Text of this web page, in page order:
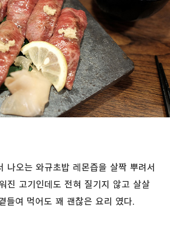
나오는 와규초밥 레몬즙을 살짝 뿌려서
진 고기인데도 전혀 질기지 않고 살살
들여 먹어도 꽤 괜찮은 요리 였다.